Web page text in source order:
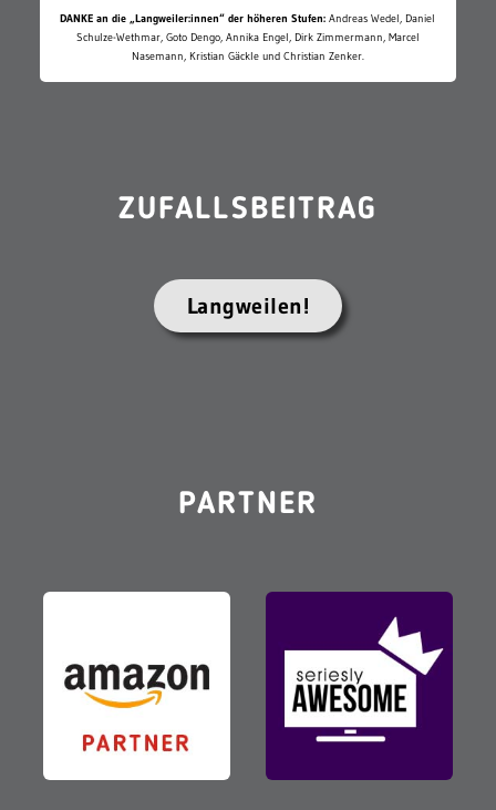
DANKE an die „Langweiler:innen“ der höheren Stufen: Andreas Wedel, Daniel
Schulze-Wethmar, Goto Dengo, Annika Engel, Dirk Zimmermann, Marcel
Nasemann, Kristian Gäckle und Christian Zenker.
ZUFALLSBEITRAG
Langweilen!
PARTNER